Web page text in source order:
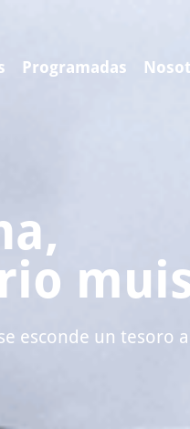
Programadas
esconde un tesoro